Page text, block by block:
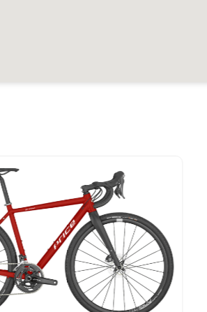
Preis
war:
CHF 2'020
ist:
CHF 1'818.